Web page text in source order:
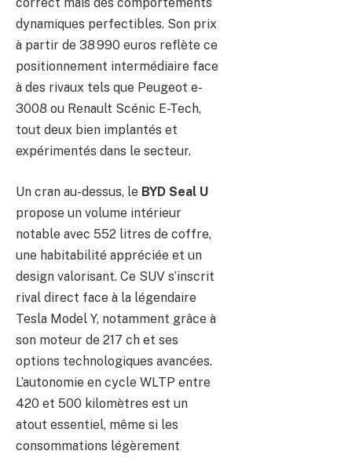
dynamiques perfectibles. Son prix
à partir de 38 990 euros reflète ce
positionnement intermédiaire face
à des rivaux tels que Peugeot e-
3008 ou Renault Scénic E-Tech,
tout deux bien implantés et
expérimentés dans le secteur.
Un cran au-dessus, le BYD Seal U
propose un volume intérieur
notable avec 552 litres de coffre,
une habitabilité appréciée et un
design valorisant. Ce SUV s’inscrit
rival direct face à la légendaire
Tesla Model Y, notamment grâce à
son moteur de 217 ch et ses
options technologiques avancées.
L’autonomie en cycle WLTP entre
420 et 500 kilomètres est un
atout essentiel, même si les
consommations légèrement